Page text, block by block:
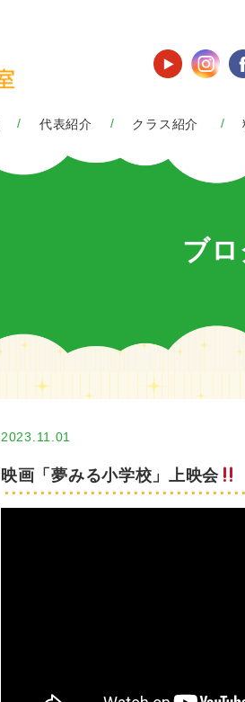
代表紹介 クラス紹介
ブ
2023.11.01
映画「夢みる小学校」上映会